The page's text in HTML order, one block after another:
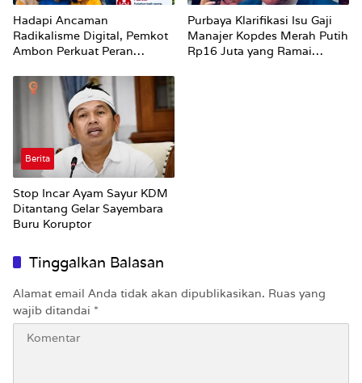
Hadapi Ancaman
Radikalisme Digital, Pemkot
Ambon Perkuat Peran
Purbaya Klarifikasi Isu Gaji
Manajer Kopdes Merah Putih
Rp16 Juta yang Ramai
Berita
Stop Incar Ayam Sayur KDM
Ditantang Gelar Sayembara
Buru Koruptor
Tinggalkan Balasan
Alamat email Anda tidak akan dipublikasikan. Ruas yang
wajib ditandai *